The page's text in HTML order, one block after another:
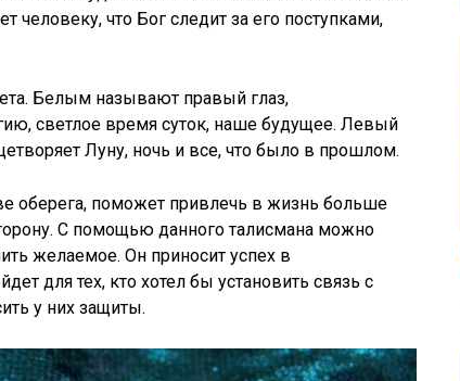
что Бог следит за его поступками,
Белым называют правый глаз,
светлое время суток, наше будущее. Левый
Луну, ночь и все, что было в прошлом.
оберега, поможет привлечь в жизнь больше
С помощью данного талисмана можно
желаемое. Он приносит успех в
для тех, кто хотел бы установить связь с
у них защиты.